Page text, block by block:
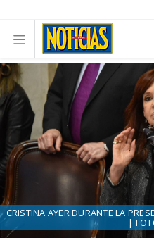
CRISTINA AYER DURANTE LA
|